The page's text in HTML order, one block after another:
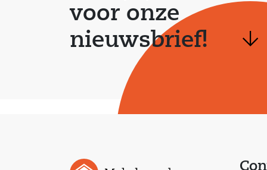
voor onze
nieuwsbrief!